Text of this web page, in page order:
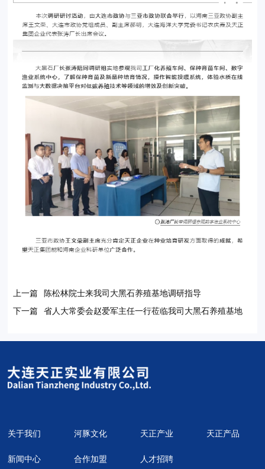
上一篇
陈松林院士来我司大黑石养殖基地调研指导
下一篇
省人大常委会赵爱军主任一行莅临我司大黑石养殖基地
关于我们 河豚文化 天正产业 天正产品
新闻中心 合作加盟 人才招聘